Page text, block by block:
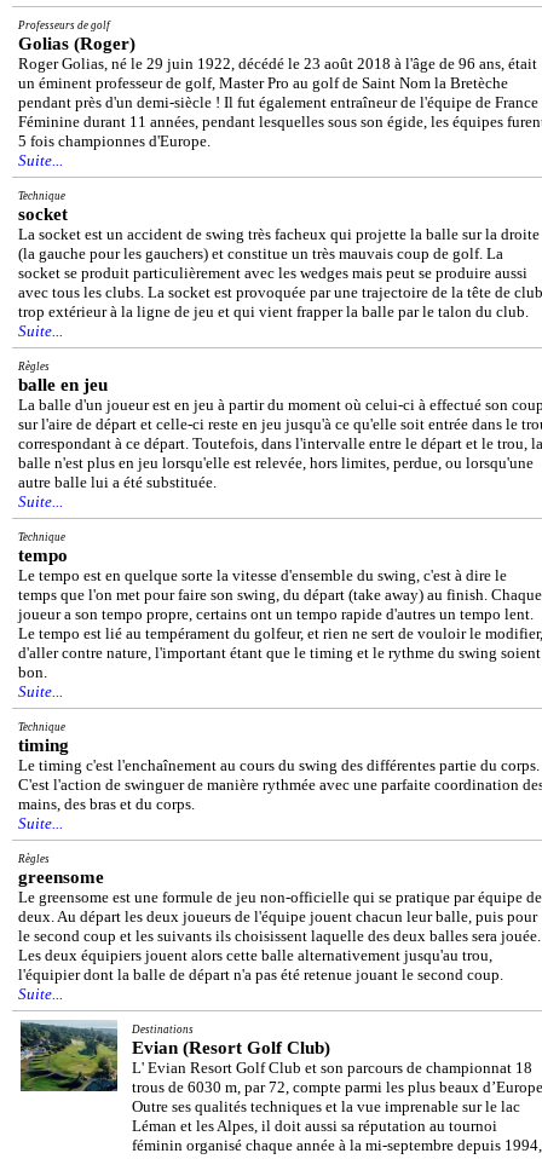
Professeurs de golf
Golias (Roger)
Roger Golias, né le 29 juin 1922, décédé le 23 août 2018 à l'âge de 96 ans, était
un éminent professeur de golf, Master Pro au golf de Saint Nom la Bretèche
pendant près d'un demi-siècle ! Il fut également entraîneur de l'équipe de France
Féminine durant 11 années, pendant lesquelles sous son égide, les équipes
5 fois championnes d'Europe.
Suite...
Technique
socket
La socket est un accident de swing très facheux qui projette la balle sur la droite
(la gauche pour les gauchers) et constitue un très mauvais coup de golf. La
socket se produit particulièrement avec les wedges mais peut se produire aussi
avec tous les clubs. La socket est provoquée par une trajectoire de la tête de club
trop extérieur à la ligne de jeu et qui vient frapper la balle par le talon du club.
Suite...
Règles
balle en jeu
La balle d'un joueur est en jeu à partir du moment où celui-ci à effectué son
sur l'aire de départ et celle-ci reste en jeu jusqu'à ce qu'elle soit entrée dans le
correspondant à ce départ. Toutefois, dans l'intervalle entre le départ et le trou, la
balle n'est plus en jeu lorsqu'elle est relevée, hors limites, perdue, ou lorsqu'une
autre balle lui a été substituée.
Suite...
Technique
tempo
Le tempo est en quelque sorte la vitesse d'ensemble du swing, c'est à dire le
temps que l'on met pour faire son swing, du départ (take away) au finish. Chaque
joueur a son tempo propre, certains ont un tempo rapide d'autres un tempo lent.
Le tempo est lié au tempérament du golfeur, et rien ne sert de vouloir le modifier,
d'aller contre nature, l'important étant que le timing et le rythme du swing soient
bon.
Suite...
Technique
timing
Le timing c'est l'enchaînement au cours du swing des différentes partie du corps.
C'est l'action de swinguer de manière rythmée avec une parfaite coordination
mains, des bras et du corps.
Suite...
Règles
greensome
Le greensome est une formule de jeu non-officielle qui se pratique par équipe de
deux. Au départ les deux joueurs de l'équipe jouent chacun leur balle, puis pour
le second coup et les suivants ils choisissent laquelle des deux balles sera jouée.
Les deux équipiers jouent alors cette balle alternativement jusqu'au trou,
l'équipier dont la balle de départ n'a pas été retenue jouant le second coup.
Suite...
Destinations
Evian (Resort Golf Club)
L' Evian Resort Golf Club et son parcours de championnat 18
trous de 6030 m, par 72, compte parmi les plus beaux
Outre ses qualités techniques et la vue imprenable sur le lac
Léman et les Alpes, il doit aussi sa réputation au tournoi
féminin organisé chaque année à la mi-septembre depuis 1994,